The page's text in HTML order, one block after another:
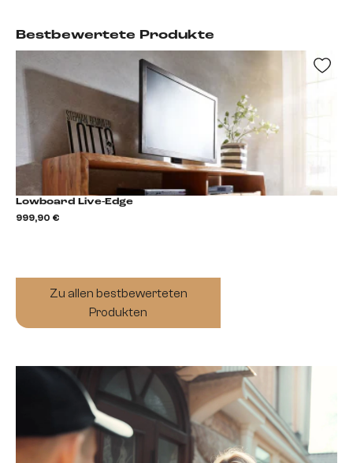
Bestbewertete Produkte
Lowboard Live-Edge
999,90 €
Zu allen bestbewerteten
Produkten